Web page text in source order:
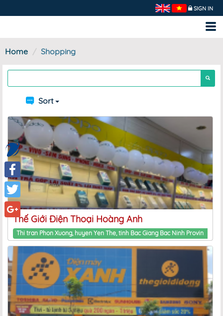
SIGN IN
Facebook
Twitter
Home Shopping
Sort
Thế Giới Điện Thoại Hoàng Anh
Thi tran Phon Xuong, huyen Yen The, tinh Bac Giang Bac Ninh Province